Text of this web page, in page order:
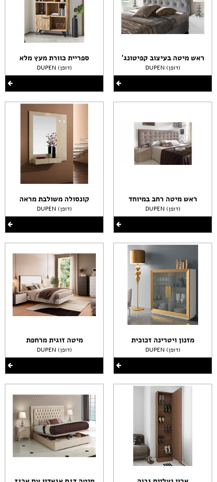
ראש מיטה בעיצוב קפיטונג'
DUPEN (דופן)
ספריית כוורת מעץ מלא
DUPEN (דופן)
ראש מיטה רחב במיוחד
DUPEN (דופן)
מזנון ויטרינה זכוכית
DUPEN (דופן)
קונסולה משולבת מראה
DUPEN (דופן)
מיטה זוגית מרחפת
DUPEN (דופן)